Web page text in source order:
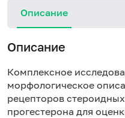
Описание
Описание
Комплексное
морфологическое
рецепторов
прогестерона для